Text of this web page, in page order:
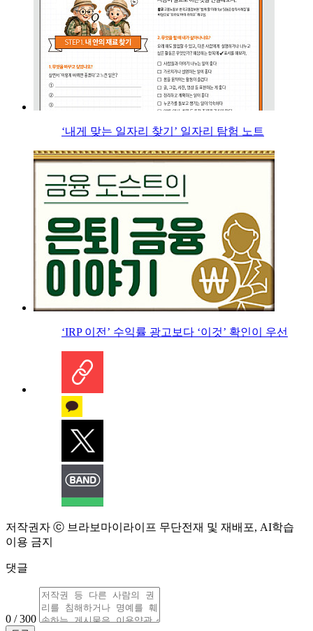
‘내게 맞는 일자리 찾기’ 일자리 탐험 노트
‘IRP 이전’ 수익률 광고보다 ‘이것’ 확인이 우선
저작권자 ⓒ 브라보마이라이프 무단전재 및 재배포, AI학습
이용 금지
댓글
0 / 300